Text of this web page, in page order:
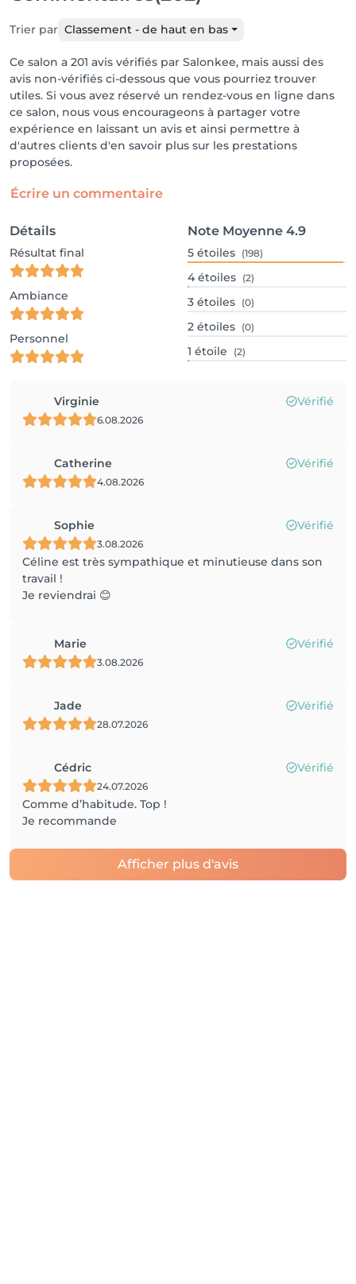
Trier par Classement - de haut en bas
Ce salon a 201 avis vérifiés par Salonkee, mais aussi des
avis non-vérifiés ci-dessous que vous pourriez trouver
utiles. Si vous avez réservé un rendez-vous en ligne dans
ce salon, nous vous encourageons à partager votre
expérience en laissant un avis et ainsi permettre à
d'autres clients d'en savoir plus sur les prestations
proposées.
Écrire un commentaire
Détails
Résultat final
Ambiance
Personnel
Note Moyenne 4.9
5 étoiles (198)
4 étoiles (2)
3 étoiles (0)
2 étoiles (0)
1 étoile (2)
Virginie Vérifié
6.08.2026
Catherine Vérifié
4.08.2026
Sophie Vérifié
3.08.2026
Céline est très sympathique et minutieuse dans son
travail !
Je reviendrai 😊
Marie Vérifié
3.08.2026
Jade Vérifié
28.07.2026
Cédric Vérifié
24.07.2026
Comme d’habitude. Top !
Je recommande
Afficher plus d'avis